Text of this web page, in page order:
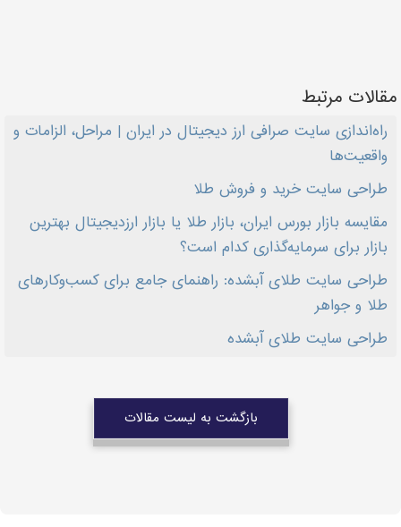
مقالات مرتبط
راه‌اندازی سایت صرافی ارز دیجیتال در ایران | مراحل، الزامات و
واقعیت‌ها
طراحی سایت خرید و فروش طلا
مقایسه بازار بورس ایران، بازار طلا یا بازار ارزدیجیتال بهترین
بازار برای سرمایه‌گذاری کدام است؟
طراحی سایت طلای آبشده: راهنمای جامع برای کسب‌وکارهای
طلا و جواهر
طراحی سایت طلای آبشده
بازگشت به لیست مقالات